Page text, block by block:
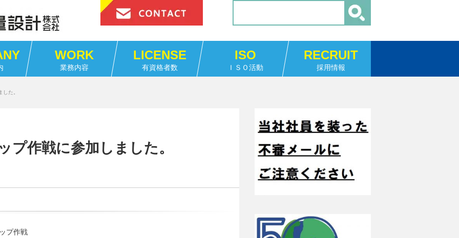
WORK
業務内容
LICENSE
有資格者数
ISO
ＩＳＯ活動
RECRUIT
採用情報
た。
プ作戦に参加しました。
プ作戦